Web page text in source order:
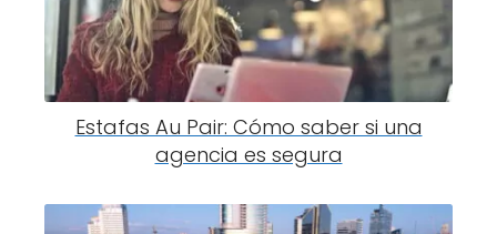
Estafas Au Pair: Cómo saber si una
agencia es segura